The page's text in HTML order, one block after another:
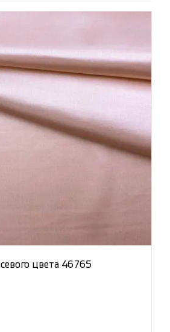
цвета 46765